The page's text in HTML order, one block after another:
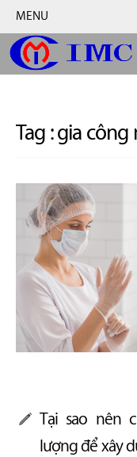
MENU
Tag :gia công
Tại sao nên
lượng để xây